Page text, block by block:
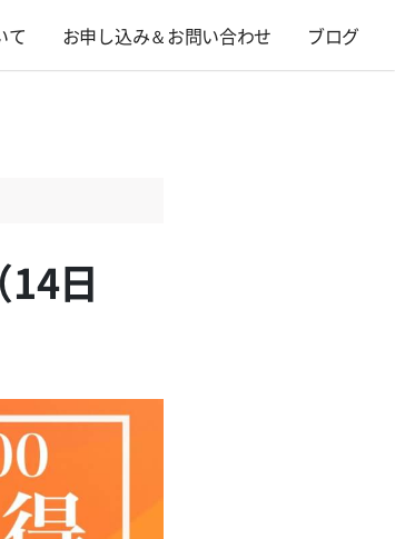
て お申し込み＆お問い合わせ ブログ
日